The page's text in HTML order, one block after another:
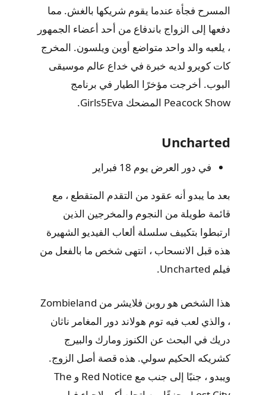
المسرح فجأة عندما يقوم شريكها بالغش. مما
دفعها إلى الزواج باندفاع من أحد أعضاء الجمهور
، يلعبه والد واحد متواضع أوين ويلسون. المخرج
كات كويرو لديه خبرة في خداع عالم موسيقى
البوب. أخرجت مؤخرًا الطيار في برنامج
Peacock Show المضحك Girls5Eva.
Uncharted
في دور العرض يوم 18 فبراير
بعد ما يبدو أنه عقود من التقدم المتقطع ، مع
قائمة طويلة من النجوم والمخرجين الذين
ارتبطوا بتكييف سلسلة ألعاب الفيديو الشهيرة
هذه قبل الانسحاب ، انتهى شخص ما بالفعل من
فيلم Uncharted.
هذا الشخص هو روبن فلايشر من Zombieland
، والذي لعب فيه توم هولاند دور المغامر ناثان
دريك في البحث عن الكنوز ومارك والبيرج
كشريكه الحكيم سولي. هذه قصة أصل الزوج.
ويبدو ، جنبًا إلى جنب مع Red Notice و The